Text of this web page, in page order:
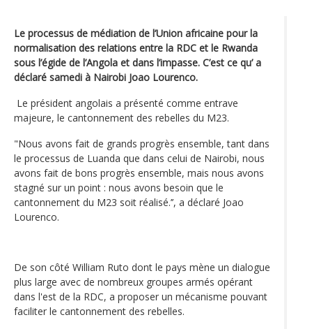
Le processus de médiation de l’Union africaine pour la
normalisation des relations entre la RDC et le Rwanda
sous l’égide de l’Angola et dans l’impasse. C’est ce qu’ a
déclaré samedi à Nairobi Joao Lourenco.
Le président angolais a présenté comme entrave
majeure, le cantonnement des rebelles du M23.
"Nous avons fait de grands progrès ensemble, tant dans
le processus de Luanda que dans celui de Nairobi, nous
avons fait de bons progrès ensemble, mais nous avons
stagné sur un point : nous avons besoin que le
cantonnement du M23 soit réalisé.’’, a déclaré Joao
Lourenco.
De son côté William Ruto dont le pays mène un dialogue
plus large avec de nombreux groupes armés opérant
dans l'est de la RDC, a proposer un mécanisme pouvant
faciliter le cantonnement des rebelles.